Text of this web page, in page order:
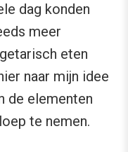
dag konden
meer
eten
naar mijn idee
de elementen
te nemen.